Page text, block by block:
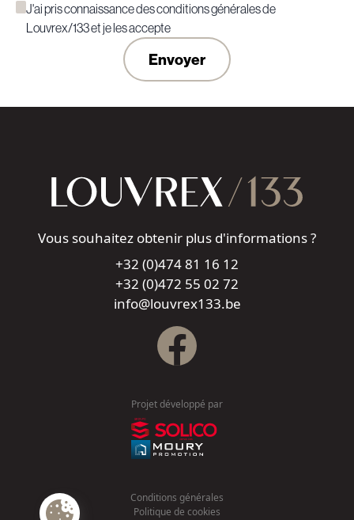
J'ai pris connaissance des conditions générales de
Louvrex/133 et je les accepte
Vous souhaitez obtenir plus d'informations ?
+32 (0)474 81 16 12
+32 (0)472 55 02 72
info@louvrex133.be
Conditions générales
Politique de cookies
Projet développé par